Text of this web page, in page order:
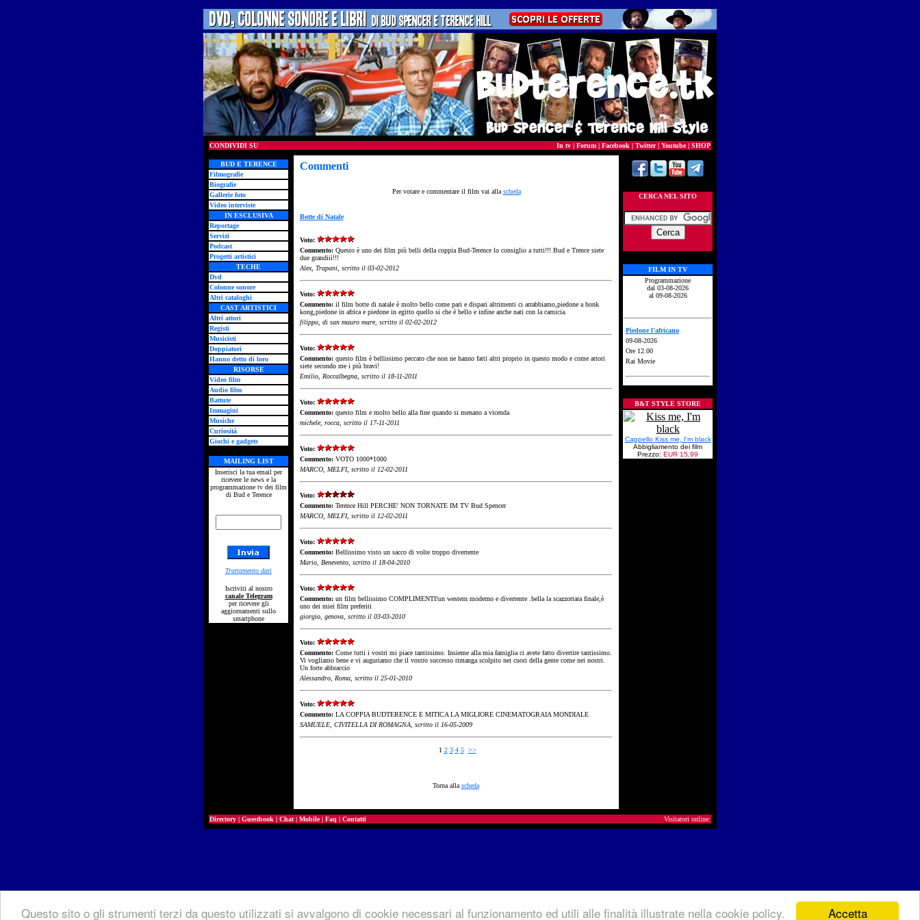
Accetta
Questo sito o gli strumenti terzi da questo utilizzati si avvalgono di cookie necessari al funzionamento ed utili alle finalità illustrate nella cookie policy.
CONDIVIDI SU In tv | Forum | Facebook | Twitter| Youtube| SHOP
BUD E TERENCE
Filmografie
Biografie
Gallerie foto
Video interviste
IN ESCLUSIVA
Reportage
Servizi
Podcast
Progetti artistici
TECHE
Dvd
Colonne sonore
Altri cataloghi
CAST ARTISTICI
Altri attori
Registi
Musicisti
Doppiatori
Hanno detto di loro
RISORSE
Video film
Audio film
Battute
Immagini
Musiche
Curiosità
Giochi e gadgets
MAILING LIST
Inserisci la tua email per
ricevere le news e la
programmazione tv dei film
di Bud e Terence
Trattamento dati
Iscriviti al nostro
canale Telegram
per ricevere gli
aggiornamenti sullo
smartphone
Commenti
Per votare e commentare il film vai alla scheda
Botte di Natale
Voto:
Commento: Questo è uno dei film più belli della coppia Bud-Terence lo consiglio a tutti!!! Bud e Trence siete
due grandiii!!!
Alex, Trapani, scritto il 03-02-2012
Voto:
Commento: il film botte di natale è molto bello come pari e dispari altrimenti ci arrabbiamo,piedone a honk
kong,piedone in africa e piedone in egitto quello si che è bello e infine anche nati con la camicia.
filippo, di san mauro mare, scritto il 02-02-2012
Voto:
Commento: questo film è bellissimo peccato che non ne hanno fatti altri proprio in questo modo e come attori
siete secondo me i più bravi!
Emilio, Roccalbegna, scritto il 18-11-2011
Voto:
Commento: questo film e molto bello alla fine quando si menano a vicenda
michele, rocca, scritto il 17-11-2011
Voto:
Commento: VOTO 1000*1000
MARCO, MELFI, scritto il 12-02-2011
Voto:
Commento: Terence Hill PERCHE' NON TORNATE IM TV Bud Spencer
MARCO, MELFI, scritto il 12-02-2011
Voto:
Commento: Bellissimo visto un sacco di volte troppo divertente
Mario, Benevento, scritto il 18-04-2010
Voto:
Commento: un film bellissimo COMPLIMENTI!un western moderno e divertente .bella la scazzottata finale,è
uno dei miei film preferiti
giorgio, genova, scritto il 03-03-2010
Voto:
Commento: Come tutti i vostri mi piace tantissimo. Insieme alla mia famiglia ci avete fatto divertire tantissimo.
Vi vogliamo bene e vi auguriamo che il vostro successo rimanga scolpito nei cuori della gente come nei nostri.
Un forte abbraccio
Alessandro, Roma, scritto il 25-01-2010
Voto:
Commento: LA COPPIA BUDTERENCE E MITICA LA MIGLIORE CINEMATOGRAIA MONDIALE
SAMUELE, CIVITELLA DI ROMAGNA, scritto il 16-05-2009
1 2 3 4 5 >>
Torna alla scheda
CERCA NEL SITO
FILM IN TV
Programmazione
dal 03-08-2026
al 09-08-2026
Piedone l'africano
09-08-2026
Ore 12.00
Rai Movie
B&T STYLE STORE
Cappello Kiss me, I'm black
Abbigliamento dei film
Prezzo: EUR 15,99
Directory | Guestbook | Chat | Mobile| Faq | Contatti Visitatori online: